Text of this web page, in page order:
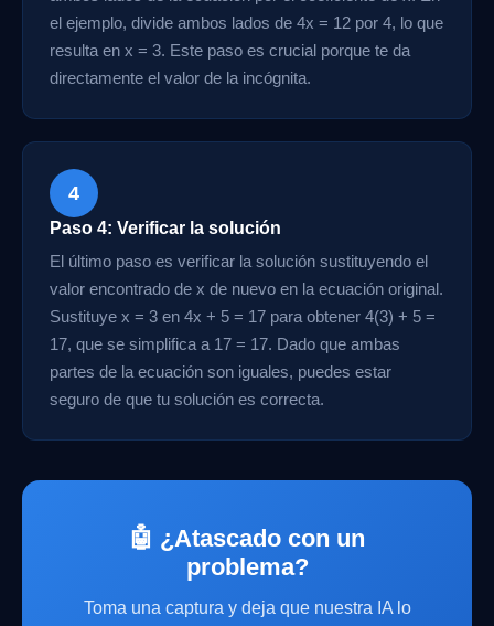
el ejemplo, divide ambos lados de 4x = 12 por 4, lo que
resulta en x = 3. Este paso es crucial porque te da
directamente el valor de la incógnita.
4
Paso 4: Verificar la solución
El último paso es verificar la solución sustituyendo el
valor encontrado de x de nuevo en la ecuación original.
Sustituye x = 3 en 4x + 5 = 17 para obtener 4(3) + 5 =
17, que se simplifica a 17 = 17. Dado que ambas
partes de la ecuación son iguales, puedes estar
seguro de que tu solución es correcta.
🤖 ¿Atascado con un
problema?
Toma una captura y deja que nuestra IA lo